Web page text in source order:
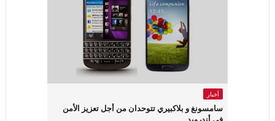
أخبار
سامسونغ و بلاكبيري تتوحدان من أجل تعزيز الأمن